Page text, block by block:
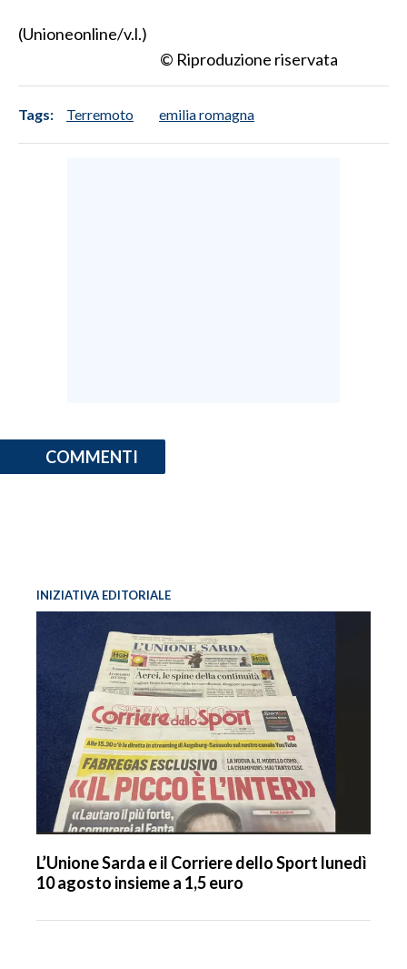
(Unioneonline/v.l.)
© Riproduzione riservata
Tags: Terremoto emilia romagna
COMMENTI
INIZIATIVA EDITORIALE
L’Unione Sarda e il Corriere dello Sport lunedì
10 agosto insieme a 1,5 euro